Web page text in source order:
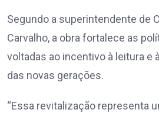
Segundo a superintendente de
Carvalho, a obra fortalece as
voltadas ao incentivo à leitura e
das novas gerações.
“Essa revitalização representa